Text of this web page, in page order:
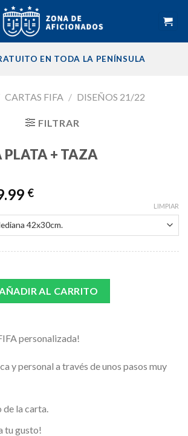
EN TODA LA PENÍNSULA
CARTAS FIFA / DISEÑOS 21/22
FILTRAR
PLATA + TAZA
€
LIMPIAR
+ TAZA cantidad
AÑADIR AL CARRITO
personalizada!
y personal a través de unos pasos muy
de la carta.
tu gusto!